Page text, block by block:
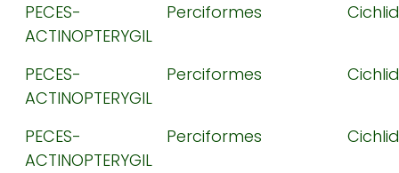
PECES-
ACTINOPTERYGIL
Perciformes
PECES-
ACTINOPTERYGIL
Perciformes
PECES-
ACTINOPTERYGIL
Perciformes